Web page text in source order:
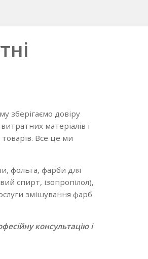
зберігаємо довіру
матеріалів і
Все це ми
фольга, фарби для
спирт, ізопропілол),
змішування фарб
консультацію і